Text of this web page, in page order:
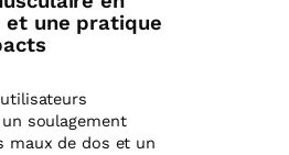
et une pratique
soulagement
maux de dos et un